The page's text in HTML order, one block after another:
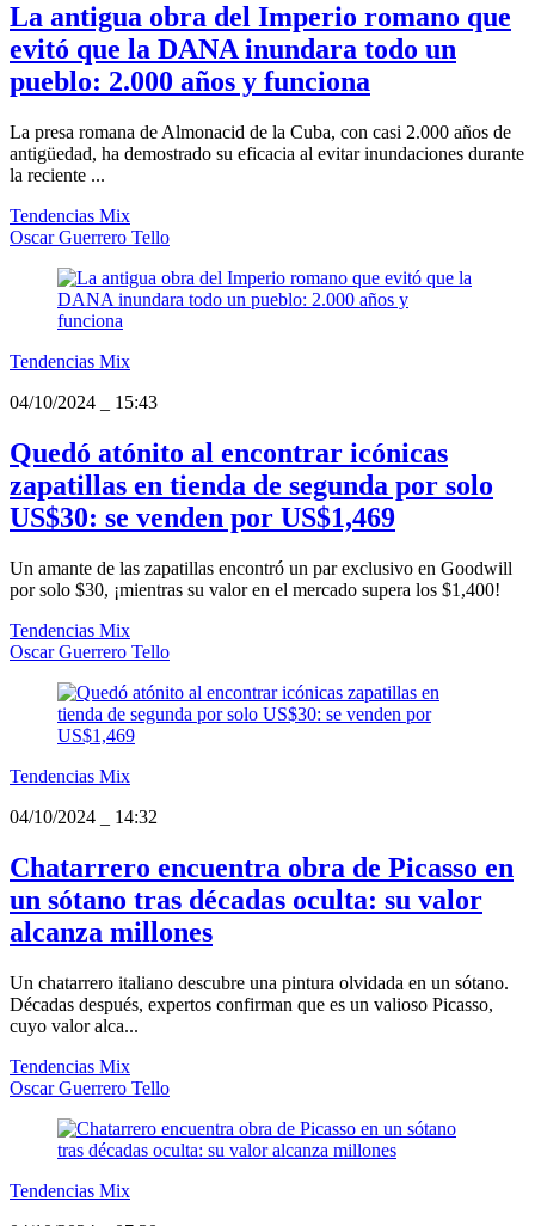
La antigua obra del Imperio romano que
evitó que la DANA inundara todo un
pueblo: 2.000 años y funciona
La presa romana de Almonacid de la Cuba, con casi 2.000 años de
antigüedad, ha demostrado su eficacia al evitar inundaciones durante
la reciente ...
Tendencias Mix
Oscar Guerrero Tello
Tendencias Mix
04/10/2024
15:43
Quedó atónito al encontrar icónicas
zapatillas en tienda de segunda por solo
US$30: se venden por US$1,469
Un amante de las zapatillas encontró un par exclusivo en Goodwill
por solo $30, ¡mientras su valor en el mercado supera los $1,400!
Tendencias Mix
Oscar Guerrero Tello
Tendencias Mix
04/10/2024
14:32
Chatarrero encuentra obra de Picasso en
un sótano tras décadas oculta: su valor
alcanza millones
Un chatarrero italiano descubre una pintura olvidada en un sótano.
Décadas después, expertos confirman que es un valioso Picasso,
cuyo valor alca...
Tendencias Mix
Oscar Guerrero Tello
Tendencias Mix